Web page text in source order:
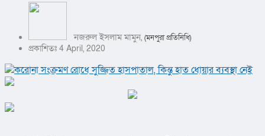
নজরুল ইসলাম মামুন, (মনপুরা প্রতিনিধি)
প্রকাশিতঃ 4 April, 2020